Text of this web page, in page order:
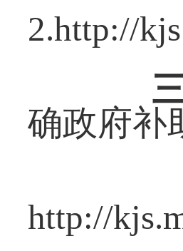
2.http://
确政府补
http://